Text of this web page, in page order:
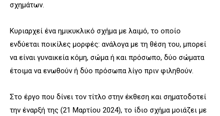
σχημάτων.
Κυριαρχεί ένα ημικυκλικό σχήμα με λαιμό, το οποίο
ενδύεται ποικίλες μορφές: ανάλογα με τη θέση του, μπορεί
να είναι γυναικεία κόμη, σώμα ή και πρόσωπο, δύο σώματα
έτοιμα να ενωθούν ή δύο πρόσωπα λίγο πριν φιληθούν.
Στο έργο που δίνει τον τίτλο στην έκθεση και σηματοδοτεί
την έναρξή της (21 Μαρτίου 2024), το ίδιο σχήμα μοιάζει με